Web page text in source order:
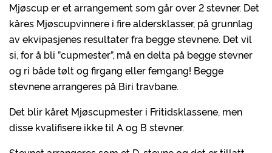
Mjøscup er et arrangement som går over 2 stevner. Det
kåres Mjøscupvinnere i fire aldersklasser, på grunnlag
av ekvipasjenes resultater fra begge stevnene. Det vil
si, for å bli ”cupmester”, må en delta på begge stevner
og ri både tølt og firgang eller femgang! Begge
stevnene arrangeres på Biri travbane.
Det blir kåret Mjøscupmester i Fritidsklassene, men
disse kvalifisere ikke til A og B stevner.